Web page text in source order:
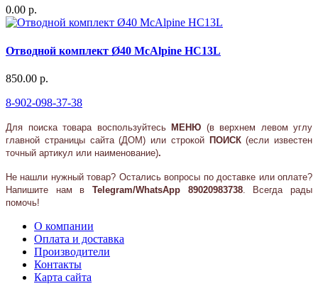
0.00 р.
Отводной комплект Ø40 McAlpine HC13L
850.00 р.
8-902-098-37-38
Для поиска товара воспользуйтесь МЕНЮ (в верхнем левом углу
главной страницы сайта (ДОМ) или строкойПОИСК(если известен
точный артикул или наименование).
Не нашли нужный товар? Остались вопросы по доставке или оплате?
Напишите нам в Telegram/WhatsApp 89020983738. Всегда рады
помочь!
О компании
Оплата и доставка
Производители
Контакты
Карта сайта